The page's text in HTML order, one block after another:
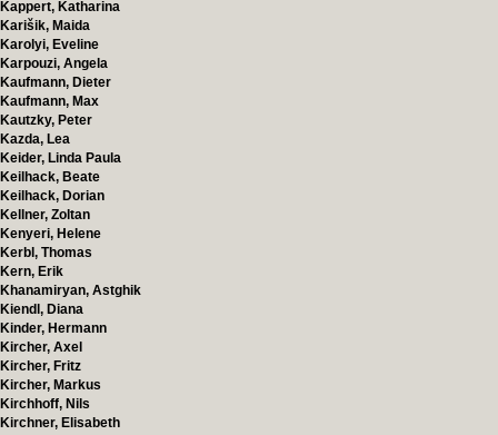
Kappert, Katharina
Karišik, Maida
Karolyi, Eveline
Karpouzi, Angela
Kaufmann, Dieter
Kaufmann, Max
Kautzky, Peter
Kazda, Lea
Keider, Linda Paula
Keilhack, Beate
Keilhack, Dorian
Kellner, Zoltan
Kenyeri, Helene
Kerbl, Thomas
Kern, Erik
Khanamiryan, Astghik
Kiendl, Diana
Kinder, Hermann
Kircher, Axel
Kircher, Fritz
Kircher, Markus
Kirchhoff, Nils
Kirchner, Elisabeth